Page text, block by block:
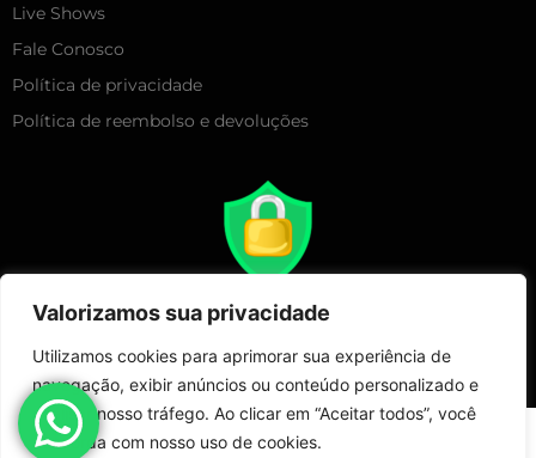
Valorizamos sua privacidade
Utilizamos cookies para aprimorar sua experiência de
navegação, exibir anúncios ou conteúdo personalizado e
analisar nosso tráfego. Ao clicar em “Aceitar todos”, você
concorda com nosso uso de cookies.
Live Shows
Fale Conosco
Política de privacidade
Política de reembolso e devoluções
Copyright 2025 – Live Show Merchandising | Todos Direitos